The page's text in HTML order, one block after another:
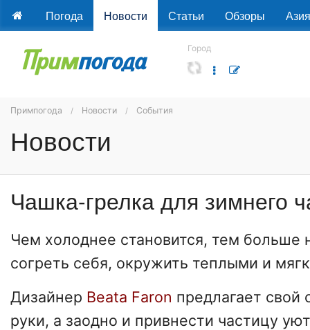
Погода Новости Статьи Обзоры Азия
Город
Примпогода Новости События
Новости
Чашка-грелка для зимнего
Чем холоднее становится, тем
согреть себя, окружить теплыми и
Дизайнер Beata Faron предлагает свой
руки, а заодно и привнести частицу